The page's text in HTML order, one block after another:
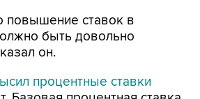
повышение ставок в
быть довольно
он.
процентные ставки